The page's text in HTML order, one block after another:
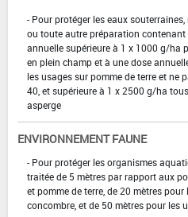
- Pour protéger les eaux
ou toute autre préparation
annuelle supérieure à 1 x 1000 g/ha
en plein champ et à une dose
les usages sur pomme de terre et ne
40, et supérieure à 1 x 2500 g/ha
asperge
ENVIRONNEMENT FAUNE
- Pour protéger les organismes
traitée de 5 mètres par rapport aux
et pomme de terre, de 20 mètres
concombre, et de 50 mètres pour les